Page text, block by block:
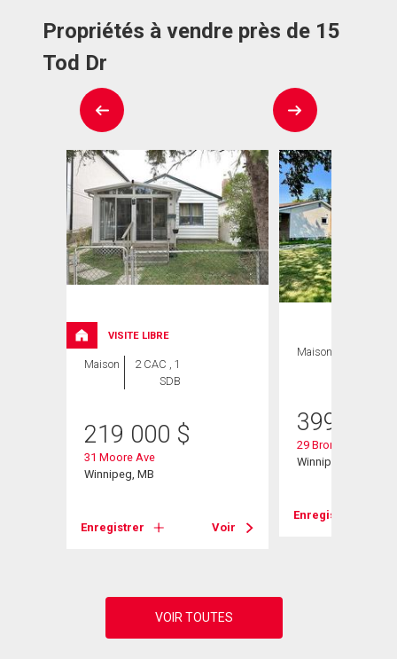
Propriétés à vendre près de 15
Tod Dr
VISITE LIBRE
Maison
2 CAC , 1
SDB
219 000 $
31 Moore Ave
Winnipeg, MB
Enregistrer Voir
Maison
399 900
29 Bronstone Blvd
Winnipeg, MB
Enregistrer